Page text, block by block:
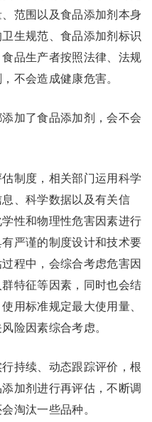
范围以及食品添加剂本身
生规范、食品添加剂标识
品生产者按照法律、法规
不会造成健康危害。
加了食品添加剂，会不会
制度，相关部门运用科学
、科学数据以及有关信
性和物理性危害因素进行
严谨的制度设计和技术要
程中，会综合考虑危害因
特征等因素，同时也会结
用标准规定最大使用量、
险因素综合考虑。
持续、动态跟踪评价，根
加剂进行再评估，不断调
淘汰一些品种。